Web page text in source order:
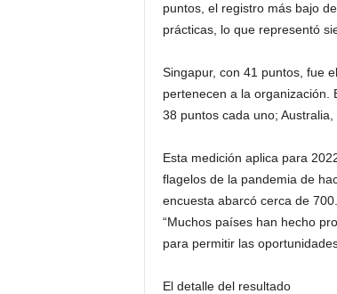
puntos, el registro más bajo
prácticas, lo que representó
Singapur, con 41 puntos, fue
pertenecen a la organización.
38 puntos cada uno;
Esta medición aplica para
flagelos de la pandemia de
encuesta abarcó cerca de
“Muchos países han hecho
para permitir las
El detalle del resultado